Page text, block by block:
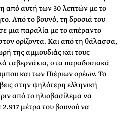
από αυτή των 30 λεπτών με το
Από το βουνό, τη δροσιά του
μια παραλία με το απέραντο
ορίζοντα. Kαι από τη θάλασσα,
της αμμουδιάς και τους
ταβερνάκια, στα παραδοσιακά
και των Πιέριων ορέων. Το
στην ψηλότερη ελληνική
από το ηλιοβασίλεμα να
2.917 μέτρα του βουνού να